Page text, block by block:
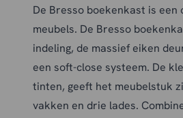
De Bresso boekenkast is
meubels. De Bresso
indeling, de massief eiken
een soft-close systeem. De
tinten, geeft het meubelstuk
vakken en drie lades.